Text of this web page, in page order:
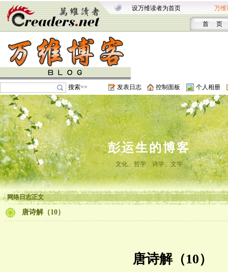
设万维读者为首页 万维
首 页
搜索>> 发表日志 控制面板 个人相册
彭运生的博客
文化、哲学、诗学、文学
网络日志正文
唐诗解（10）
唐诗解（10）